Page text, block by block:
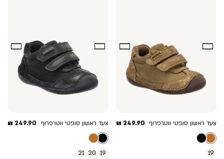
צעד ראשון סופטי ווטרפרוף מחיר
249.90 ₪
19
צעד ראשון סופטי ווטרפרוף
מחיר
249.90 ₪
19
20
21